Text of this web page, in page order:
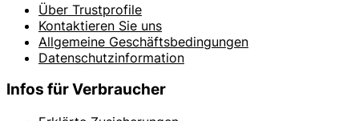
Über Trustprofile
Kontaktieren Sie uns
Allgemeine Geschäftsbedingungen
Datenschutzinformation
Infos für Verbraucher